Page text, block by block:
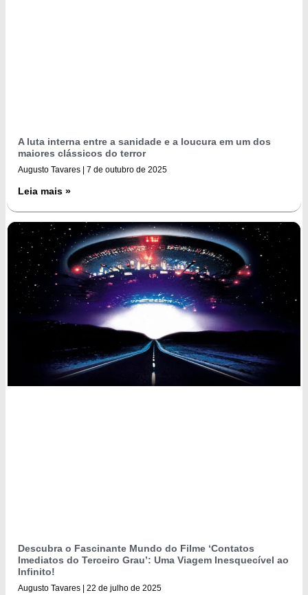
A luta interna entre a sanidade e a loucura em um dos
maiores clássicos do terror
Augusto Tavares 7 de outubro de 2025
Leia mais »
Descubra o Fascinante Mundo do Filme ‘Contatos
Imediatos do Terceiro Grau’: Uma Viagem Inesquecível ao
Infinito!
Augusto Tavares 22 de julho de 2025